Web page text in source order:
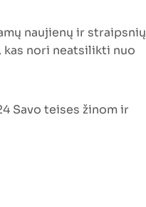
naujienų ir straipsnių
kas nori neatsilikti nuo
Savo teises žinom ir